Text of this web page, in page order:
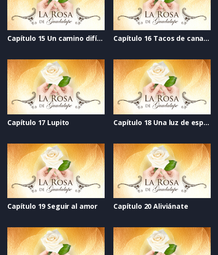
Capítulo 15 Un camino difícil de andar Capítulo 16 Tacos de canasta
Capítulo 17 Lupito Capítulo 18 Una luz de esperanza
Capítulo 19 Seguir al amor Capítulo 20 Aliviánate